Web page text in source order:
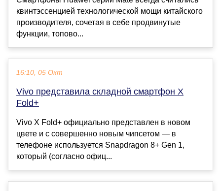
квинтэссенцией технологической мощи китайского
производителя, сочетая в себе продвинутые
функции, топово...
16:10, 05 Окт
Vivo представила складной смартфон X
Fold+
Vivo X Fold+ официально представлен в новом
цвете и с совершенно новым чипсетом — в
телефоне используется Snapdragon 8+ Gen 1,
который (согласно офиц...